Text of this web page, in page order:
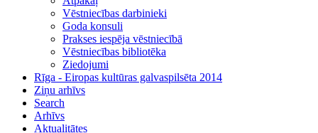
Vēstniecības darbinieki
Goda konsuli
Prakses iespēja vēstniecībā
Vēstniecības bibliotēka
Ziedojumi
Rīga - Eiropas kultūras galvaspilsēta 2014
Ziņu arhīvs
Search
Arhīvs
Aktualitātes